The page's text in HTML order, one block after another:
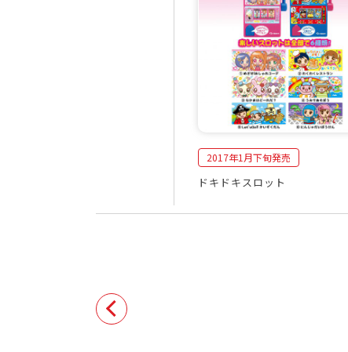
2017年1月下旬発売
ドキドキスロット